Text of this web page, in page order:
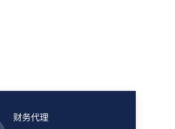
财务代理